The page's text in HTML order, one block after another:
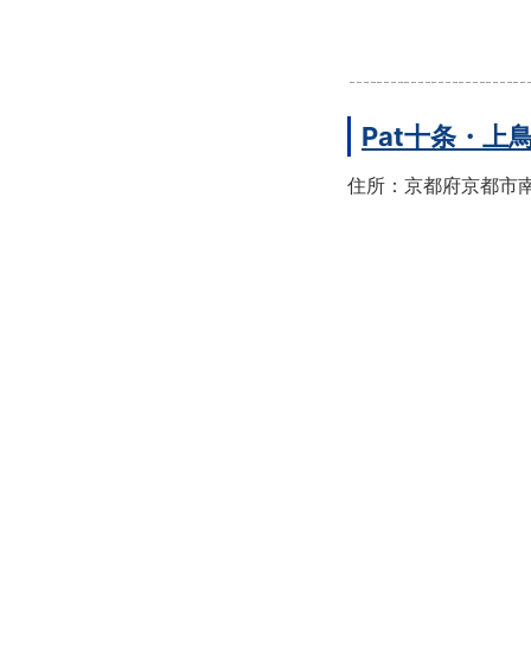
Pat十条・上
住所：京都府京都市